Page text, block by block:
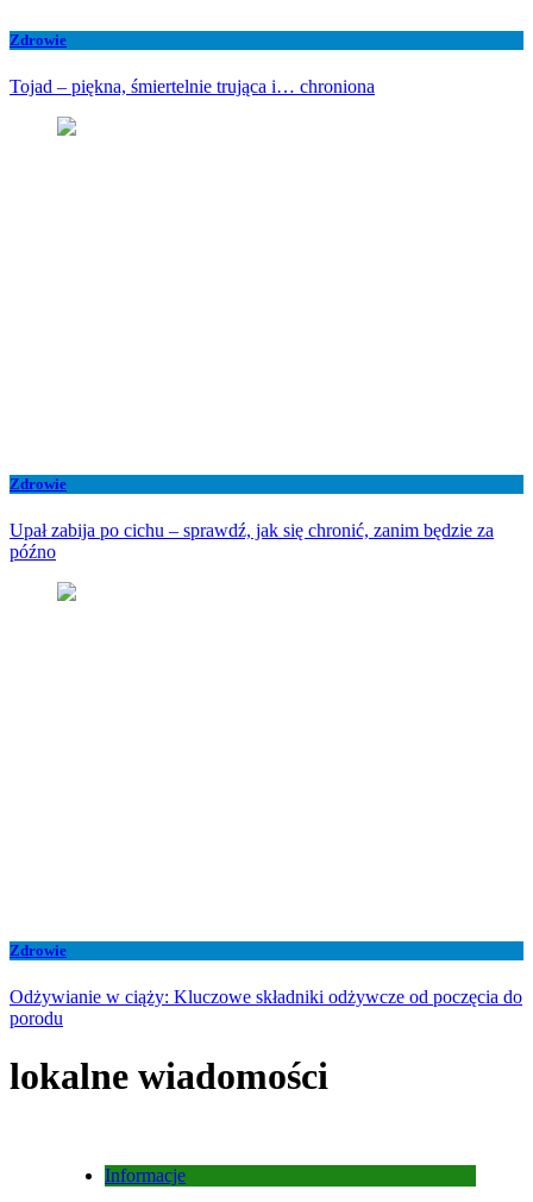
Zdrowie
Tojad – piękna, śmiertelnie trująca i… chroniona
Zdrowie
Upał zabija po cichu – sprawdź, jak się chronić, zanim będzie za
późno
Zdrowie
Odżywianie w ciąży: Kluczowe składniki odżywcze od poczęcia do
porodu
lokalne wiadomości
Informacje